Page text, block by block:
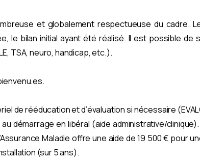
et globalement respectueuse du cadre.
le bilan initial ayant été réalisé. Il est possible de
TSA, neuro, handicap, etc.).
de rééducation et d’évaluation si nécessaire
démarrage en libéral (aide administrative/clinique).
Maladie offre une aide de 19 500 € pour
(sur 5 ans).